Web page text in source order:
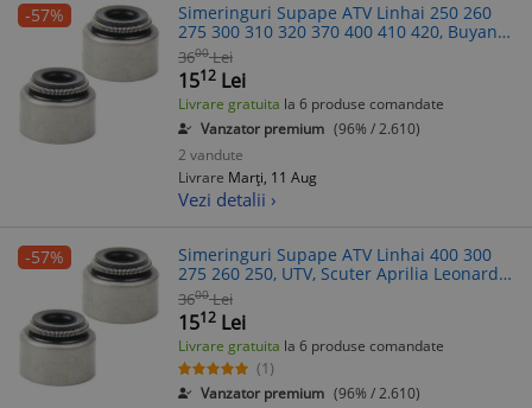
-57%
Simeringuri Supape ATV Linhai 250 260
275 300 310 320 370 400 410 420, Buyang
250 260, Scuter Aprilia Leonardo Yamaha
Majesty X-Max
3600 Lei
1512 Lei
Livrare gratuita la 6 produse comandate
Vanzator premium (96% / 2.610)
2 vandute
Livrare Marți, 11 Aug
Vezi detalii ›
-57%
Simeringuri Supape ATV Linhai 400 300
275 260 250, UTV, Scuter Aprilia Leonardo,
Benelli Velvet, Yamaha Majesty 250 300,
OEM 22606
3600 Lei
1512 Lei
Livrare gratuita la 6 produse comandate
(1)
Vanzator premium (96% / 2.610)